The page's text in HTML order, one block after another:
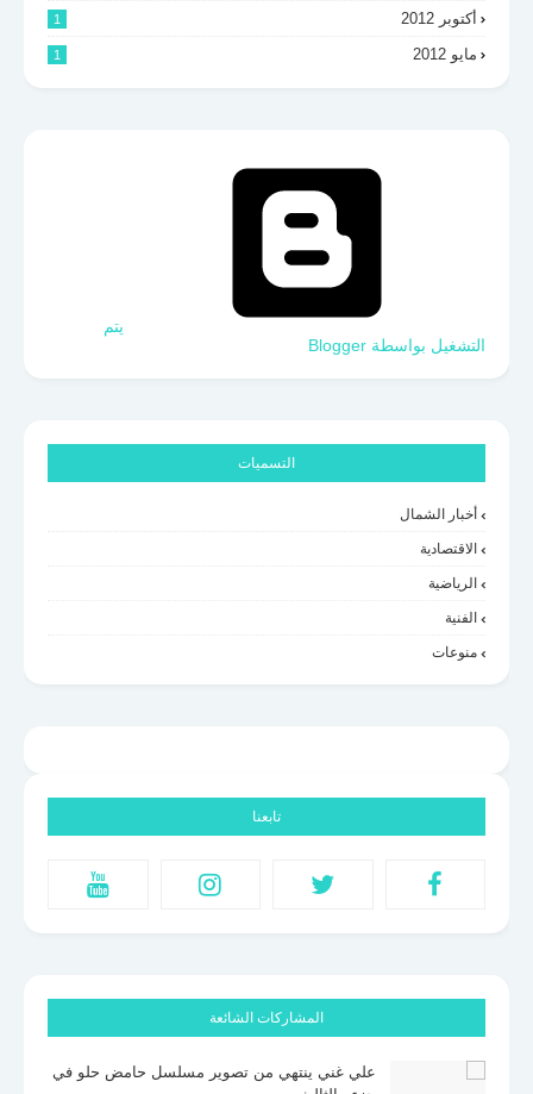
أكتوبر 2012 1
مايو 2012 1
‏يتم
التشغيل بواسطة Blogger
التسميات
أخبار الشمال
الاقتصادية
الرياضية
الفنية
منوعات
تابعنا
المشاركات الشائعة
علي غني ينتهي من تصوير مسلسل حامض حلو في